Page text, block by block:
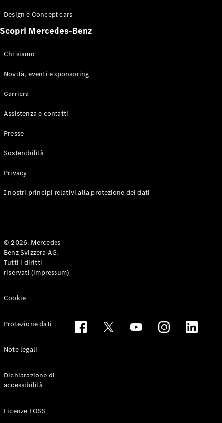
Design e Concept cars
Scopri Mercedes-Benz
Chi siamo
Novità, eventi e sponsoring
Carriera
Assistenza e contatti
Presse
Sostenibilità
Privacy
I nostri principi relativi alla protezione dei dati
© 2026. Mercedes-
Benz Svizzera AG.
Tutti i diritti
riservati (impressum)
Cookie
Protezione dati
Note legali
Dichiarazione di
accessibilità
Licenze FOSS